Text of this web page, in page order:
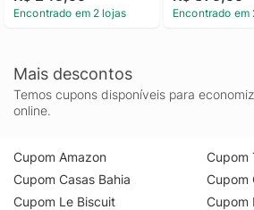
Encontrado em 2 lojas Encontrado em
Mais descontos
Temos cupons disponíveis para
online.
Cupom Amazon
Cupom Casas Bahia
Cupom Le Biscuit
Cupom
Cupom
Cupom